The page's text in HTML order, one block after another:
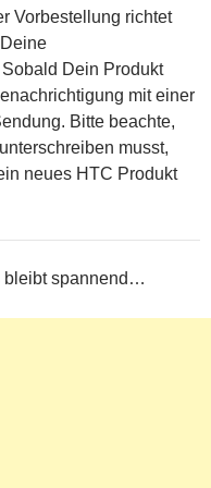
Vorbestellung richtet
Dein Produkt
mit einer
Bitte beachte,
musst,
neues HTC Produkt
bleibt spannend…